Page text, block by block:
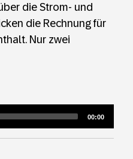
die Strom- und
die Rechnung für
Nur zwei
Total
00:00